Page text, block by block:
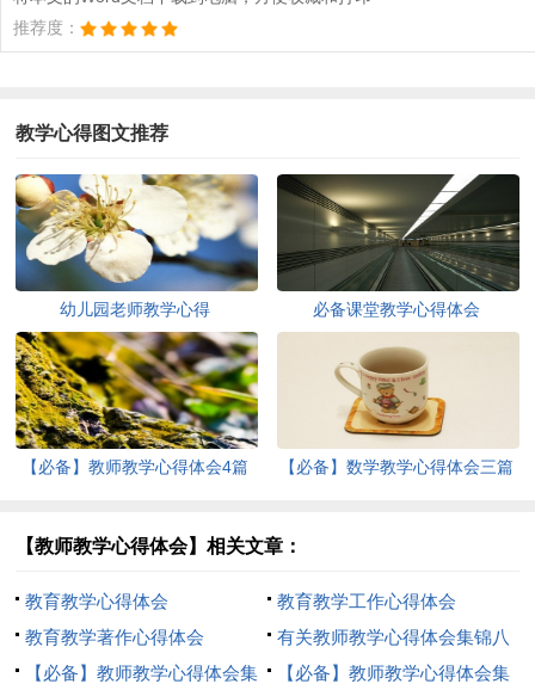
推荐度：
教学心得图文推荐
幼儿园老师教学心得 必备课堂教学心得体会
【必备】教师教学心得体会4篇 【必备】数学教学心得体会三篇
【教师教学心得体会】相关文章：
教育教学心得体会
教育教学工作心得体会
教育教学著作心得体会
有关教师教学心得体会集锦八
篇
【必备】教师教学心得体会集 【必备】教师教学心得体会集